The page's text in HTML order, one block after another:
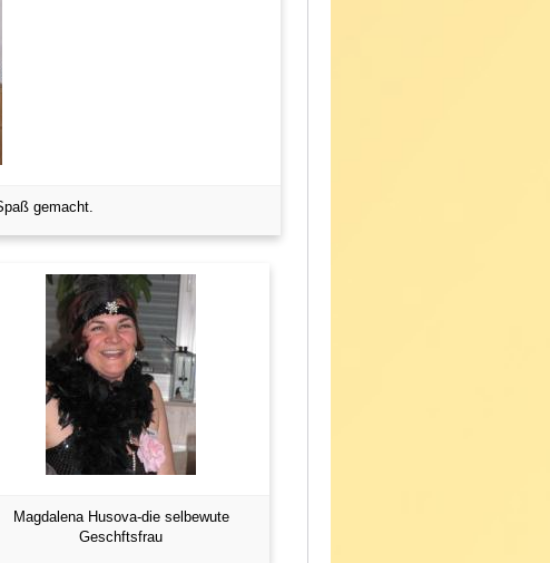
gemacht.
Magdalena Husova-die selbewute
Geschftsfrau